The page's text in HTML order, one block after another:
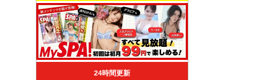
24時間更新